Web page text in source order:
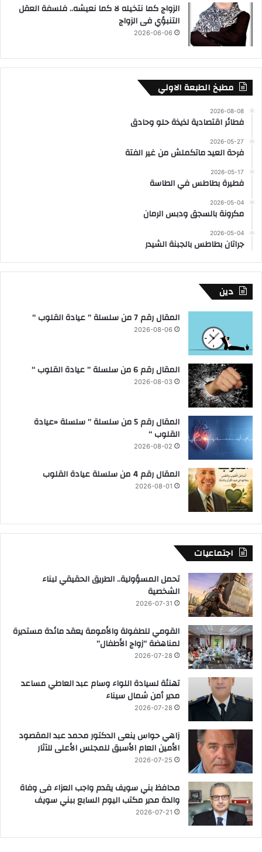
الزواج كما نتخيله لا كما نعيشه.. فلسفة العقل
التنبؤي فى الزواج
2026-06-06
مطبخ الطبعة الاولي
2026-08-08
فطائر اقتصادية لذيذة حلو وحادق
2026-05-27
فرحة العيد ماتكملش من غير الفتة
2026-05-17
فطيرة بطاطس في الطاسة
2026-05-04
مكرونة بالسجق ودبس الرمان
2026-05-04
جراتان بطاطس بالجبنة الشيدر
دين
المقال رقم 7 من سلسلة ” عيادة القلوب “
2026-08-06
المقال رقم 6 من سلسلة ” عيادة القلوب “
2026-08-03
المقال رقم 5 من سلسلة ” سلسلة «عيادة
القلوب “
2026-08-02
المقال رقم 4 من سلسلة عيادة القلوب
2026-08-01
اجتماعيات
تحمل المسؤولية.. الطريق الحقيقي لبناء
الشخصية
2026-07-31
القومي للطفولة والأمومة يعقد مائدة مستديرة
لمناهضة “زواج الأطفال”
2026-07-28
تهنئة لسيادة اللواء وسام عبد العاطي مساعد
مدير أمن شمال سيناء
2026-07-28
زاهي حواس ينعى الدكتور محمد عبد المقصود
الأمين العام الأسبق للمجلس الأعلى للآثار
2026-07-25
محافظ بني سويف يقدم واجب العزاء فى وفاة
والدة مدير مكتب اليوم السابع ببني سويف
2026-07-21